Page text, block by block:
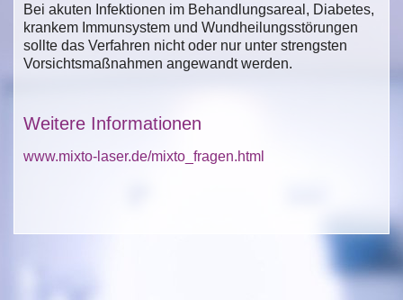
Bei akuten Infektionen im Behandlungsareal, Diabetes,
krankem Immunsystem und Wundheilungsstörungen
sollte das Verfahren nicht oder nur unter strengsten
Vorsichtsmaßnahmen angewandt werden.
Weitere Informationen
www.mixto-laser.de/mixto_fragen.html